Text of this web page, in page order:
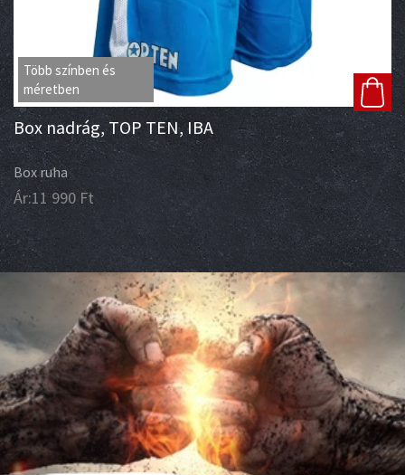
Több színben és
méretben
Box nadrág, TOP TEN, IBA
Box ruha
Ár:11 990 Ft